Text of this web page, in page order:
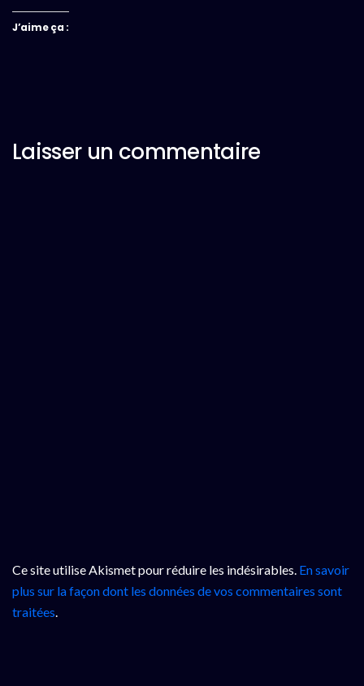
J’aime ça :
Laisser un commentaire
Ce site utilise Akismet pour réduire les indésirables. En savoir
plus sur la façon dont les données de vos commentaires sont
traitées.